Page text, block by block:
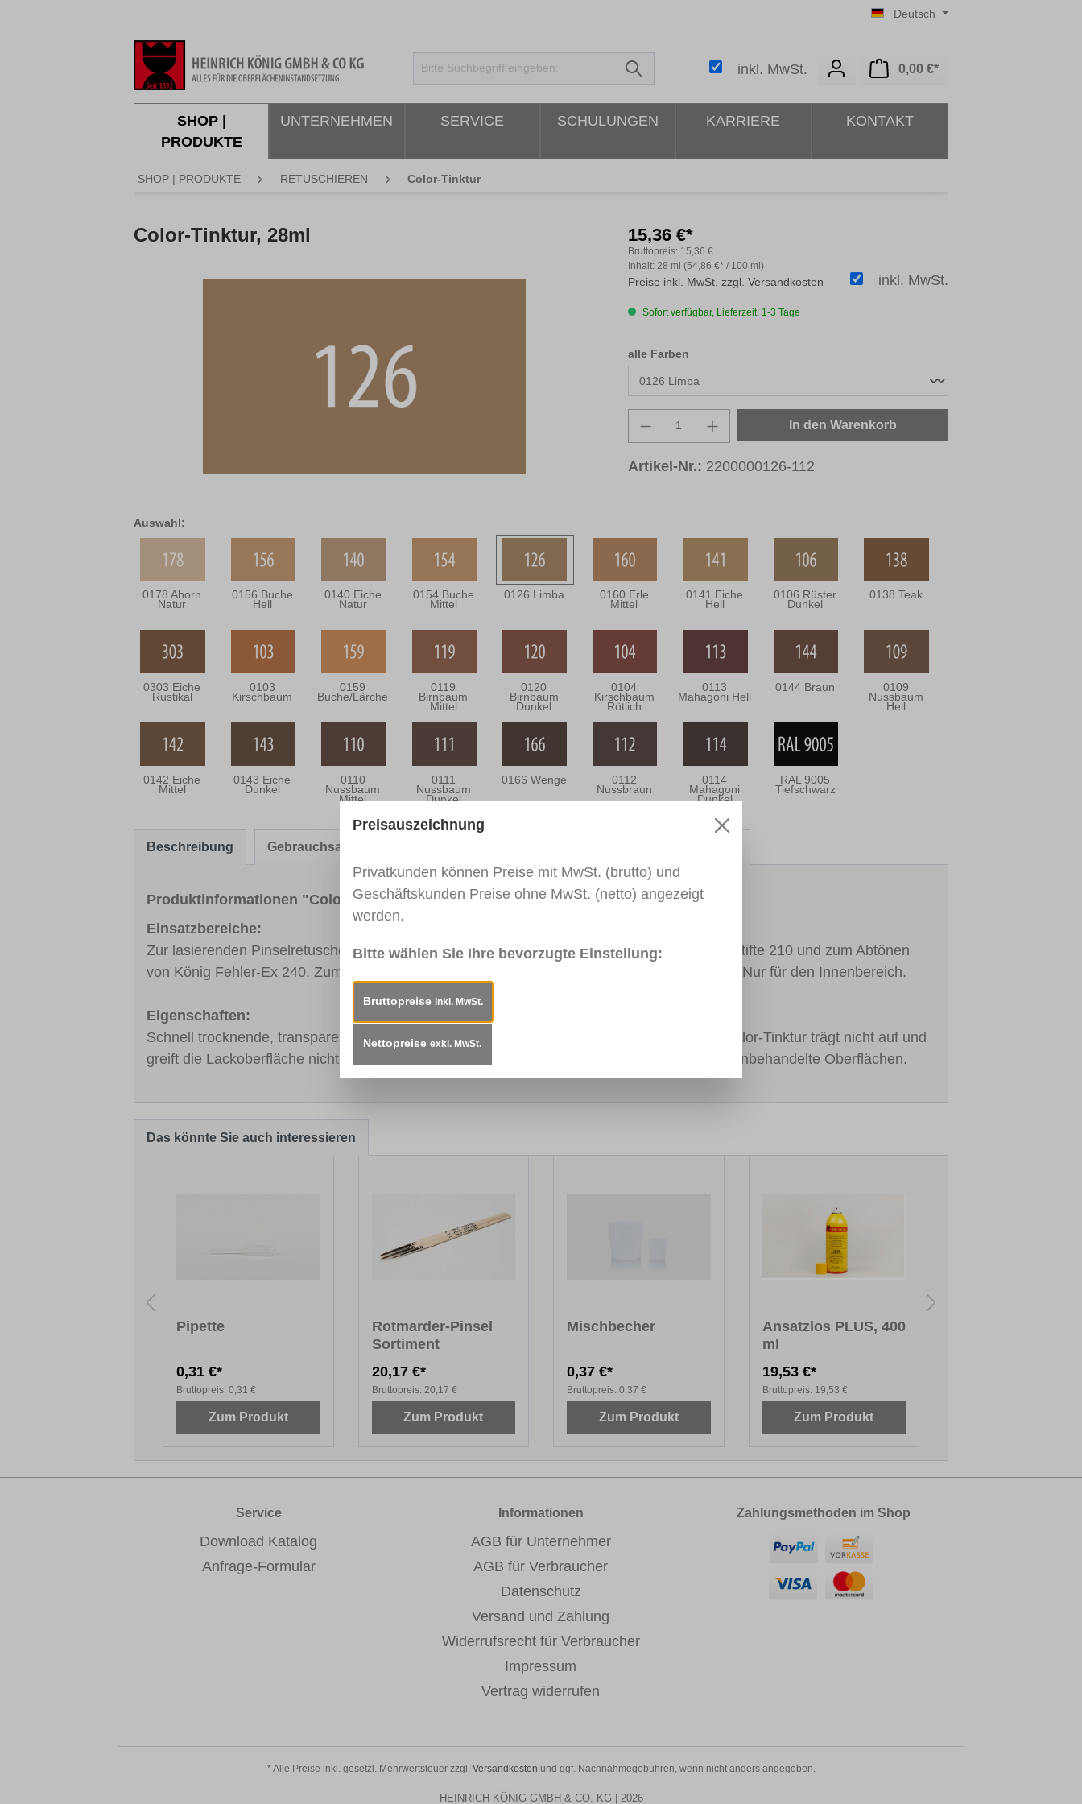
Deutsch
inkl. MwSt. 0,00 €*Warenkorb enthält 0
SHOP |
PRODUKTE
UNTERNEHMEN SERVICE SCHULUNGEN KARRIERE KONTAKT
SHOP | PRODUKTE RETUSCHIEREN Color-Tinktur
Color-Tinktur, 28ml
Auswahl:
0178 Ahorn
Natur
0156 Buche
Hell
0140 Eiche
Natur
0154 Buche
Mittel
0126 Limba 0160 Erle
Mittel
0141 Eiche
Hell
0106 Rüster
Dunkel
0138 Teak
0303 Eiche
Rustikal
0103
Kirschbaum
0159
Buche/Lärche
0119
Birnbaum
Mittel
0120
Birnbaum
Dunkel
0104
Kirschbaum
Rötlich
0113
Mahagoni Hell
0144 Braun 0109
Nussbaum
Hell
0142 Eiche
Mittel
0143 Eiche
Dunkel
0110
Nussbaum
Mittel
0111
Nussbaum
Dunkel
0166 Wenge 0112
Nussbraun
0114
Mahagoni
Dunkel
RAL 9005
Tiefschwarz
15,36 €*
Inhalt: 28 ml (54,86 €* / 100 ml)
Bruttopreis: 15,36 €
inkl. MwSt.
Preise inkl. MwSt. zzgl. Versandkosten
Sofort verfügbar, Lieferzeit: 1-3 Tage
alle Farbenauswählen
Produkt Anzahl: Gib den gewünschten Wert ein
In den Warenkorb
Artikel-Nr.: 2200000126-112
Beschreibung Gebrauchsanweisung
Produktinformationen "Color-Tinktur, 28ml"
Einsatzbereiche:
Zur lasierenden Pinselretusche von feinsten Maserungen. Zum Nachfüllen der König Color-Stifte 210 und zum Abtönen
von König Fehler-Ex 240. Zum Einfärben von König Rex-Lith Transparent 151 und Holz 152. Nur für den Innenbereich.
Eigenschaften:
Schnell trocknende, transparente Lasur. Haftet auf allen sauberen, fettfreien Oberflächen. Color-Tinktur trägt nicht auf und
greift die Lackoberfläche nicht an. Farbauftrag ist wisch- und wasserfest. Nicht geeignet für unbehandelte Oberflächen.
Das könnte Sie auch interessieren
Pipette
0,31 €*
Bruttopreis: 0,31 €
Zum Produkt
Rotmarder-Pinsel
Sortiment
20,17 €*
Bruttopreis: 20,17 €
Zum Produkt
Mischbecher
0,37 €*
Bruttopreis: 0,37 €
Zum Produkt
Ansatzlos PLUS, 400
ml
19,53 €*
Bruttopreis: 19,53 €
Zum Produkt
Service
Download Katalog
Anfrage-Formular
Informationen
AGB für Unternehmer
AGB für Verbraucher
Datenschutz
Versand und Zahlung
Widerrufsrecht für Verbraucher
Impressum
Vertrag widerrufen
Zahlungsmethoden im Shop
* Alle Preise inkl. gesetzl. Mehrwertsteuer zzgl. Versandkosten und ggf. Nachnahmegebühren, wenn nicht anders angegeben.
HEINRICH KÖNIG GMBH & CO. KG | 2026
Preisauszeichnung
Privatkunden können Preise mit MwSt. (brutto) und
Geschäftskunden Preise ohne MwSt. (netto) angezeigt
werden.
Bitte wählen Sie Ihre bevorzugte Einstellung:
Bruttopreise inkl. MwSt.
Nettopreise exkl. MwSt.